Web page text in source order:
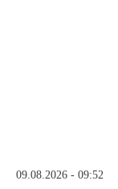
09.08.2026 - 09:52